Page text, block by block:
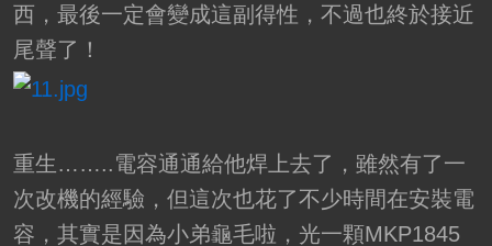
西，最後一定會變成這副得性，不過也終於接近
尾聲了！
重生……..電容通通給他焊上去了，雖然有了一
次改機的經驗，但這次也花了不少時間在安裝電
容，其實是因為小弟龜毛啦，光一顆MKP1845